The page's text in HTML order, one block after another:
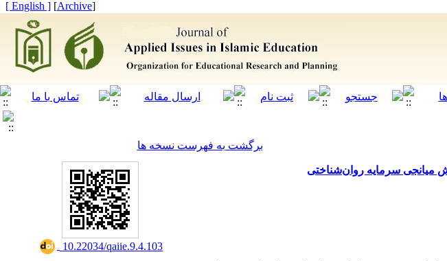
[
Archive
]
[ English ]
برگشت به فهرست نسخه ها
میانجی سرمایه روان‌شناختی
‎ 10.22034/qaiie.9.4.103